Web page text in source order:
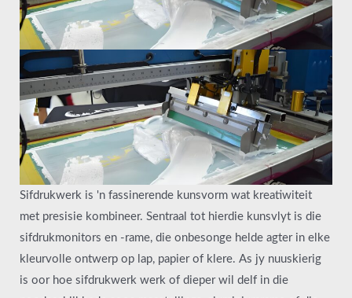
Sifdrukwerk is 'n fassinerende kunsvorm wat kreatiwiteit
met presisie kombineer. Sentraal tot hierdie kunsvlyt is die
sifdrukmonitors en -rame, die onbesonge helde agter in elke
kleurvolle ontwerp op lap, papier of klere. As jy nuuskierig
is oor hoe sifdrukwerk werk of dieper wil delf in die